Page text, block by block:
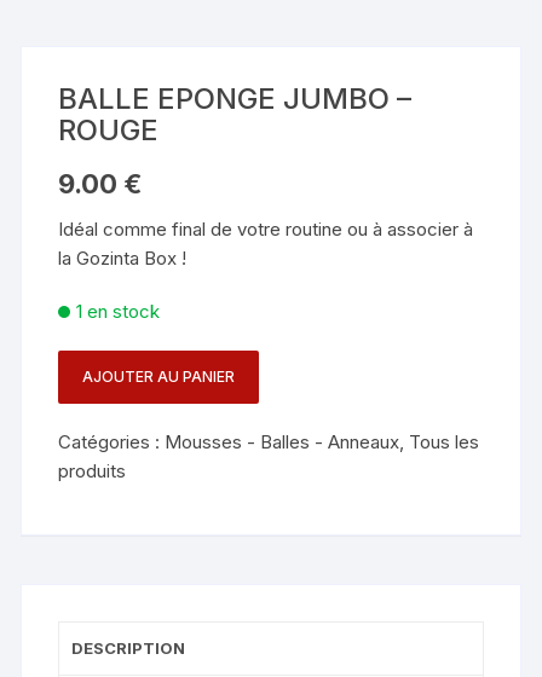
BALLE EPONGE JUMBO –
ROUGE
9.00 €
Idéal comme final de votre routine ou à associer à
la Gozinta Box !
1 en stock
BALLE
EPONGE
AJOUTER AU PANIER
Catégories : Mousses - Balles - Anneaux, Tous les
produits
DESCRIPTION